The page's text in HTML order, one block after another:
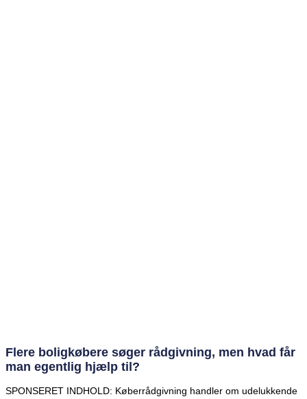
Flere boligkøbere søger rådgivning, men hvad får
man egentlig hjælp til?
SPONSERET INDHOLD: Køberrådgivning handler om udelukkende